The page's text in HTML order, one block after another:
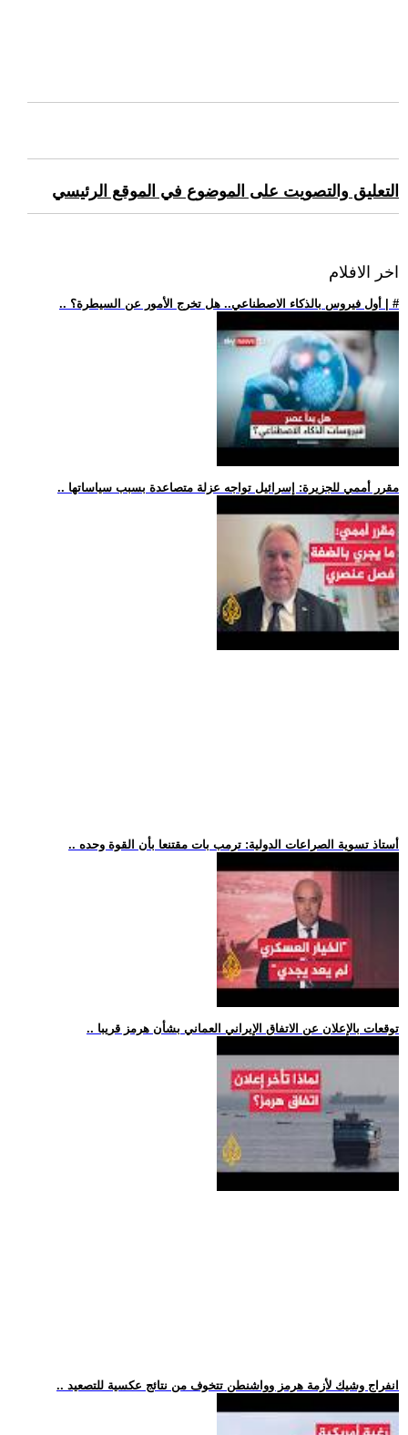
التعليق والتصويت على الموضوع في الموقع الرئيسي
اخر الافلام
.. أول فيروس بالذكاء الاصطناعي.. هل تخرج الأمور عن السيطرة؟ | #
.. مقرر أممي للجزيرة: إسرائيل تواجه عزلة متصاعدة بسبب سياساتها
.. أستاذ تسوية الصراعات الدولية: ترمب بات مقتنعا بأن القوة وحده
.. توقعات بالإعلان عن الاتفاق الإيراني العماني بشأن هرمز قريبا
.. انفراج وشيك لأزمة هرمز وواشنطن تتخوف من نتائج عكسية للتصعيد